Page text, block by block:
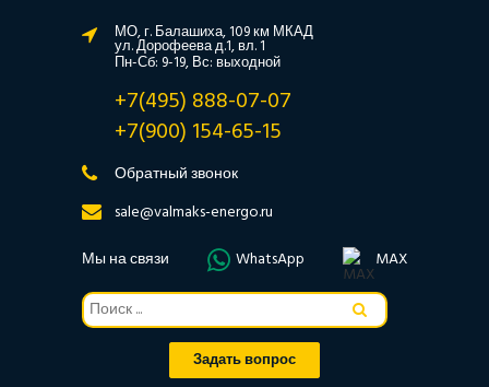
МО, г. Балашиха, 109 км МКАД
ул. Дорофеева д.1, вл. 1
Пн-Сб: 9-19, Вс: выходной
+7(495) 888-07-07
+7(900) 154-65-15
Обратный звонок
sale@valmaks-energo.ru
Мы на связи
WhatsApp MAX
Задать вопрос